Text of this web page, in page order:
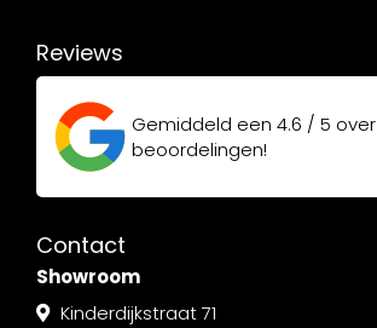
Reviews
Gemiddeld een 4.6 / 5 over
beoordelingen!
Contact
Showroom
Kinderdijkstraat 71